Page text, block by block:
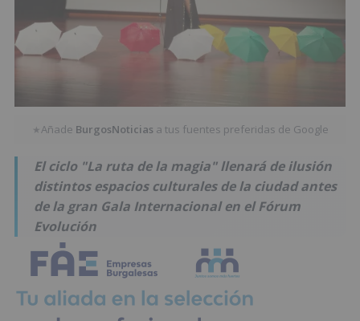
★Añade BurgosNoticias a tus fuentes preferidas de Google
El ciclo "La ruta de la magia" llenará de ilusión
distintos espacios culturales de la ciudad antes
de la gran Gala Internacional en el Fórum
Evolución